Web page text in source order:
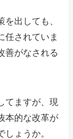
出しても、
任されていま
善がなされる
てますが、現
本的な改革が
ょうか。